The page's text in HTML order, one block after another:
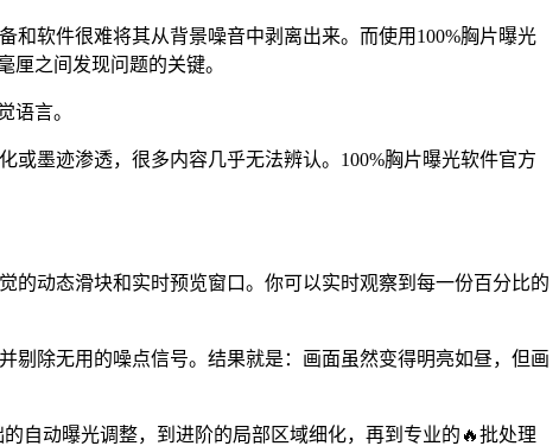
软件很难将其从背景噪音中剥离出来。而使用100%胸片曝光
之间发现问题的关键。
语言。
墨迹渗透，很多内容几乎无法辨认。100%胸片曝光软件官方
的动态滑块和实时预览窗口。你可以实时观察到每一份百分比的
剔除无用的噪点信号。结果就是：画面虽然变得明亮如昼，但画
自动曝光调整，到进阶的局部区域细化，再到专业的🔥批处理